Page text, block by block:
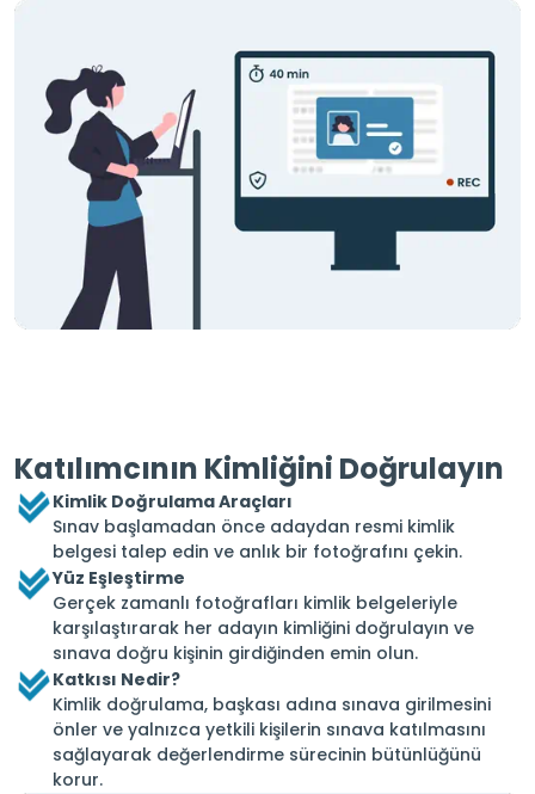
Katılımcının Kimliğini Doğrulayın
Kimlik Doğrulama Araçları
Sınav başlamadan önce adaydan resmi kimlik
belgesi talep edin ve anlık bir fotoğrafını çekin.
Yüz Eşleştirme
Gerçek zamanlı fotoğrafları kimlik belgeleriyle
karşılaştırarak her adayın kimliğini doğrulayın ve
sınava doğru kişinin girdiğinden emin olun.
Katkısı Nedir?
Kimlik doğrulama, başkası adına sınava girilmesini
önler ve yalnızca yetkili kişilerin sınava katılmasını
sağlayarak değerlendirme sürecinin bütünlüğünü
korur.